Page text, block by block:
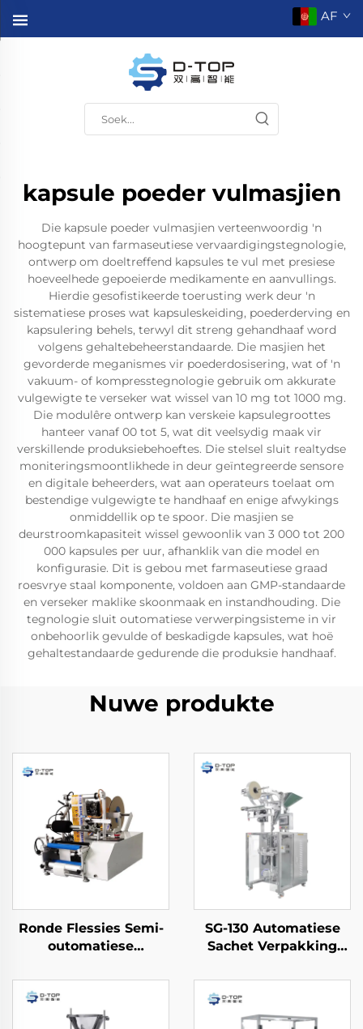
AF
kapsule poeder vulmasjien
Die kapsule poeder vulmasjien verteenwoordig 'n
hoogtepunt van farmaseutiese vervaardigingstegnologie,
ontwerp om doeltreffend kapsules te vul met presiese
hoeveelhede gepoeierde medikamente en aanvullings.
Hierdie gesofistikeerde toerusting werk deur 'n
sistematiese proses wat kapsuleskeiding, poederderving en
kapsulering behels, terwyl dit streng gehandhaaf word
volgens gehaltebeheerstandaarde. Die masjien het
gevorderde meganismes vir poederdosisering, wat of 'n
vakuum- of kompresstegnologie gebruik om akkurate
vulgewigte te verseker wat wissel van 10 mg tot 1000 mg.
Die modulêre ontwerp kan verskeie kapsulegroottes
hanteer vanaf 00 tot 5, wat dit veelsydig maak vir
verskillende produksiebehoeftes. Die stelsel sluit realtydse
moniteringsmoontlikhede in deur geïntegreerde sensore
en digitale beheerders, wat aan operateurs toelaat om
bestendige vulgewigte te handhaaf en enige afwykings
onmiddellik op te spoor. Die masjien se
deurstroomkapasiteit wissel gewoonlik van 3 000 tot 200
000 kapsules per uur, afhanklik van die model en
konfigurasie. Dit is gebou met farmaseutiese graad
roesvrye staal komponente, voldoen aan GMP-standaarde
en verseker maklike skoonmaak en instandhouding. Die
tegnologie sluit outomatiese verwerpingsisteme in vir
onbehoorlik gevulde of beskadigde kapsules, wat hoë
gehaltestandaarde gedurende die produksie handhaaf.
Nuwe produkte
Ronde Flessies Semi-
outomatiese
SG-130 Automatiese
Sachet Verpakking